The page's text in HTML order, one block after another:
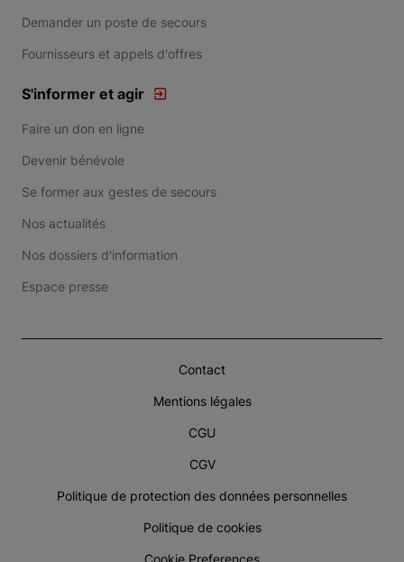
Demander un poste de secours
Fournisseurs et appels d'offres
S'informer et agir
Faire un don en ligne
Devenir bénévole
Se former aux gestes de secours
Nos actualités
Nos dossiers d'information
Espace presse
Contact
Mentions légales
CGU
CGV
Politique de protection des données personnelles
Politique de cookies